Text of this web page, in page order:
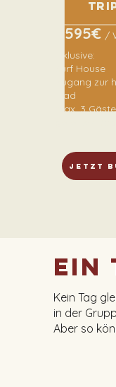
595€ /
Inklusive:
Surf House
Zugang zur
Riad
max. 3 Gäste
Jetzt
Ein
Kein Tag
in der
Aber so